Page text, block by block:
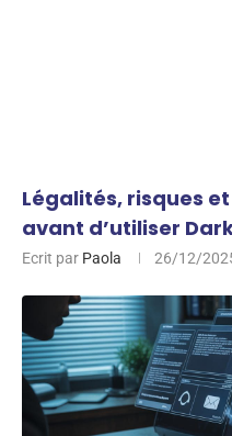
Légalités, risques
avant d’utiliser
Ecrit par Paola 26/12/